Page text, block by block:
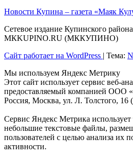
Новости Купина – газета «Маяк
Сетевое издание Купинского
МКKUPINO.RU (МККУПИНО)
Сайт работает на WordPress
Тема:
Мы используем Яндекс Метрику
Этот сайт использует сервис веб-
предоставляемый компанией ООО
Россия, Москва, ул. Л. Толстого, 16
Сервис Яндекс Метрика
небольшие текстовые файлы,
пользователей с целью анализа их
активности.